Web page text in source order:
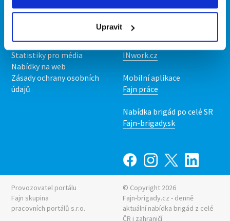
Upravit
Kontakt
Upravit předvolby cookies
Statistiky pro média
Nabídky na web
Zásady ochrany osobních
údajů
Mobilní aplikace
Nabídka práce z celé ČR
INwork.cz
Mobilní aplikace
Fajn práce
Nabídka brigád po celé SR
Fajn-brigady.sk
Provozovatel portálu
Fajn skupina
pracovních portálů s.r.o.
© Copyright 2026
Fajn-brigady.cz - denně
aktuální nabídka brigád z celé
ČR i zahraničí